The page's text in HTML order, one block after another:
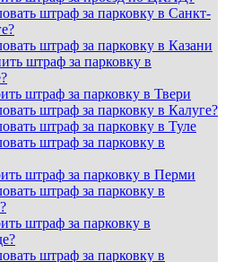
штраф за парковку в Санкт-
штраф за парковку в Казани
штраф за парковку в
штраф за парковку в Твери
штраф за парковку в Калуге?
штраф за парковку в Туле
штраф за парковку в
штраф за парковку в Перми
штраф за парковку в
штраф за парковку в
штраф за парковку в